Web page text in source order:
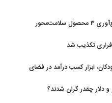
فراری تکذیب شد
ابزار کسب درآمد در فضای
دلار چقدر گران شدند؟